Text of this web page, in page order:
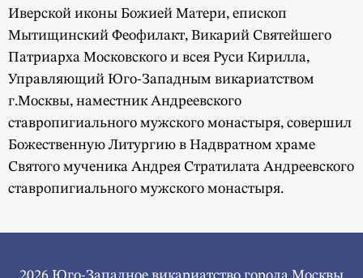
Иверской иконы Божией Матери, епископ
Мытищинский Феофилакт, Викарий Святейшего
Патриарха Московского и всея Руси Кирилла,
Управляющий Юго-Западным викариатством
г.Москвы, наместник Андреевского
ставропигиального мужского монастыря, совершил
Божественную Литургию в Надвратном храме
Святого мученика Андрея Стратилата Андреевского
ставропигиального мужского монастыря.